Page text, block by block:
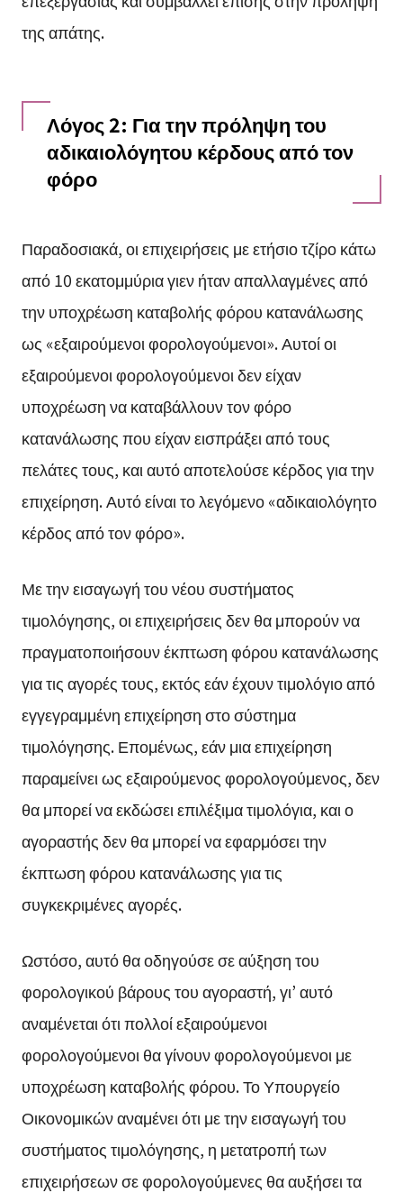
της απάτης.
Λόγος 2: Για την πρόληψη του
αδικαιολόγητου κέρδους από τον
φόρο
Παραδοσιακά, οι επιχειρήσεις με ετήσιο τζίρο κάτω
από 10 εκατομμύρια γιεν ήταν απαλλαγμένες από
την υποχρέωση καταβολής φόρου κατανάλωσης
ως «εξαιρούμενοι φορολογούμενοι». Αυτοί οι
εξαιρούμενοι φορολογούμενοι δεν είχαν
υποχρέωση να καταβάλλουν τον φόρο
κατανάλωσης που είχαν εισπράξει από τους
πελάτες τους, και αυτό αποτελούσε κέρδος για την
επιχείρηση. Αυτό είναι το λεγόμενο «αδικαιολόγητο
κέρδος από τον φόρο».
Με την εισαγωγή του νέου συστήματος
τιμολόγησης, οι επιχειρήσεις δεν θα μπορούν να
πραγματοποιήσουν έκπτωση φόρου κατανάλωσης
για τις αγορές τους, εκτός εάν έχουν τιμολόγιο από
εγγεγραμμένη επιχείρηση στο σύστημα
τιμολόγησης. Επομένως, εάν μια επιχείρηση
παραμείνει ως εξαιρούμενος φορολογούμενος, δεν
θα μπορεί να εκδώσει επιλέξιμα τιμολόγια, και ο
αγοραστής δεν θα μπορεί να εφαρμόσει την
έκπτωση φόρου κατανάλωσης για τις
συγκεκριμένες αγορές.
Ωστόσο, αυτό θα οδηγούσε σε αύξηση του
φορολογικού βάρους του αγοραστή, γι’ αυτό
αναμένεται ότι πολλοί εξαιρούμενοι
φορολογούμενοι θα γίνουν φορολογούμενοι με
υποχρέωση καταβολής φόρου. Το Υπουργείο
Οικονομικών αναμένει ότι με την εισαγωγή του
συστήματος τιμολόγησης, η μετατροπή των
επιχειρήσεων σε φορολογούμενες θα αυξήσει τα